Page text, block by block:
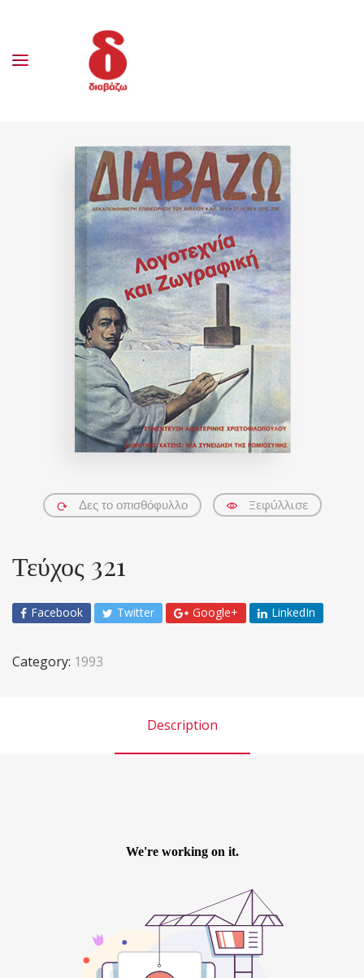
Δες το οπισθόφυλλο Ξεφύλλισε
Τεύχος 321
Facebook Twitter Google+ LinkedIn
Category: 1993
Description